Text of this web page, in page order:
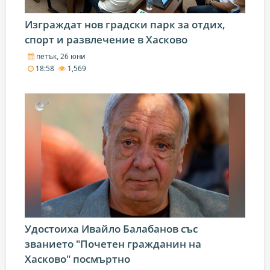
Изграждат нов градски парк за отдих,
спорт и развлечение в Хасково
петък, 26 юни
18:58
1,569
Удостоиха Ивайло Балабанов със
званието "Почетен гражданин на
Хасково" посмъртно